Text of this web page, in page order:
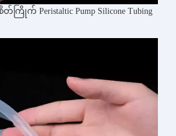
ကြိုက် Peristaltic Pump Silicone Tubing